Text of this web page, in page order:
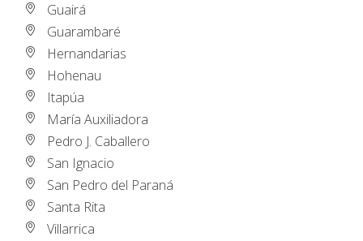
Guairá
Guarambaré
Hernandarias
Hohenau
Itapúa
María Auxiliadora
Pedro J. Caballero
San Ignacio
San Pedro del Paraná
Santa Rita
Villarrica